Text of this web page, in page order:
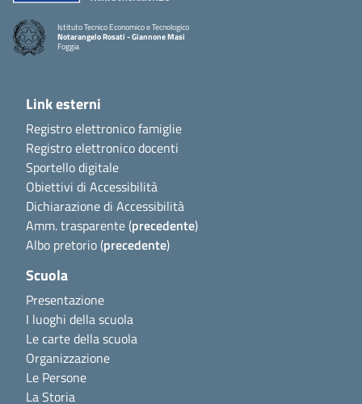
Istituto Tecnico Economico e Tecnologico
Notarangelo Rosati - Giannone Masi
Foggia
Link esterni
Registro elettronico famiglie
Registro elettronico docenti
Sportello digitale
Obiettivi di Accessibilità
Dichiarazione di Accessibilità
Amm. trasparente (precedente)
Albo pretorio (precedente)
Scuola
Presentazione
I luoghi della scuola
Le carte della scuola
Organizzazione
Le Persone
La Storia